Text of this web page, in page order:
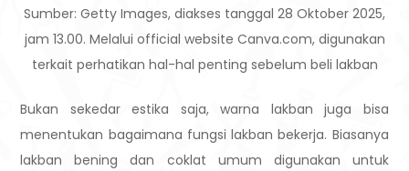
Sumber: Getty Images, diakses tanggal 28 Oktober 2025,
jam 13.00. Melalui official website Canva.com, digunakan
terkait perhatikan hal-hal penting sebelum beli lakban
Bukan sekedar estika saja, warna lakban juga bisa
menentukan bagaimana fungsi lakban bekerja. Biasanya
lakban bening dan coklat umum digunakan untuk